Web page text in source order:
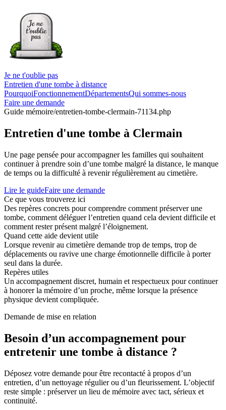
Je ne t'oublie pas
Entretien d'une tombe à distance
PourquoiFonctionnementDépartementsQui sommes-nous
Faire une demande
Guide mémoire/entretien-tombe-clermain-71134.php
Entretien d'une tombe à Clermain
Une page pensée pour accompagner les familles qui souhaitent
continuer à prendre soin d’une tombe malgré la distance, le manque
de temps ou la difficulté à revenir régulièrement au cimetière.
Lire le guideFaire une demande
Ce que vous trouverez ici
Des repères concrets pour comprendre comment préserver une
tombe, comment déléguer l’entretien quand cela devient difficile et
comment rester présent malgré l’éloignement.
Quand cette aide devient utile
Lorsque revenir au cimetière demande trop de temps, trop de
déplacements ou ravive une charge émotionnelle difficile à porter
seul dans la durée.
Repères utiles
Un accompagnement discret, humain et respectueux pour continuer
à honorer la mémoire d’un proche, même lorsque la présence
physique devient compliquée.
Demande de mise en relation
Besoin d’un accompagnement pour
entretenir une tombe à distance ?
Déposez votre demande pour être recontacté à propos d’un
entretien, d’un nettoyage régulier ou d’un fleurissement. L’objectif
reste simple : préserver un lieu de mémoire avec tact, sérieux et
continuité.